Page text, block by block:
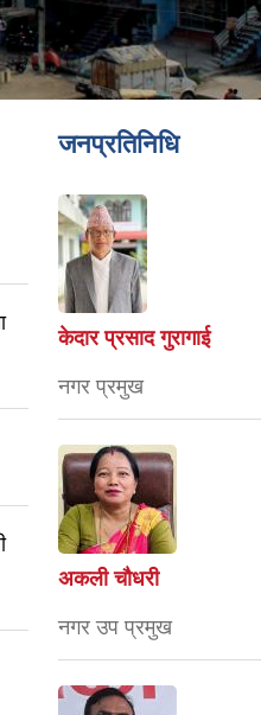
जनप्रतिनिधि
केदार प्रसाद गुरागाई
नगर प्रमुख
अकली चौधरी
नगर उप प्रमुख